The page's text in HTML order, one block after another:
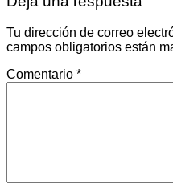
Tu dirección de correo
campos obligatorios están
Comentario *